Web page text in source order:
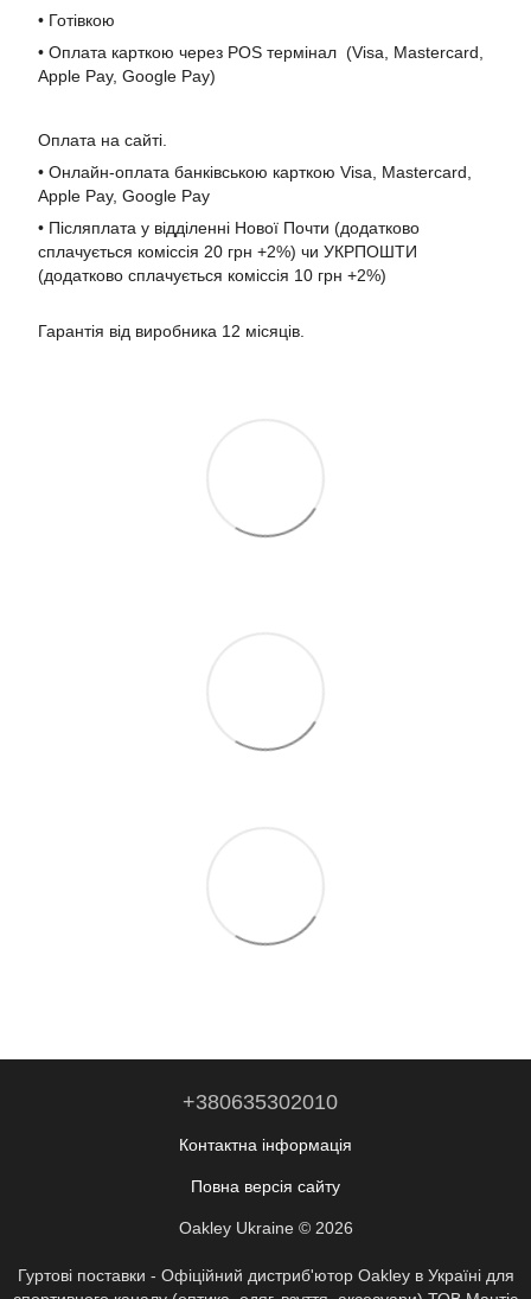
• Готівкою
• Оплата карткою через POS термінал (Visa, Mastercard,
Apple Pay, Google Pay)
Оплата на сайті.
• Онлайн-оплата банківською карткою Visa, Mastercard,
Apple Pay, Google Pay
• Післяплата у відділенні Нової Почти (додатково
сплачується коміссія 20 грн +2%) чи УКРПОШТИ
(додатково сплачується коміссія 10 грн +2%)
Гарантія від виробника 12 місяців.
+380635302010
Контактна інформація
Повна версія сайту
Oakley Ukraine © 2026
Гуртові поставки - Офіційний дистриб'ютор Oakley в Україні для